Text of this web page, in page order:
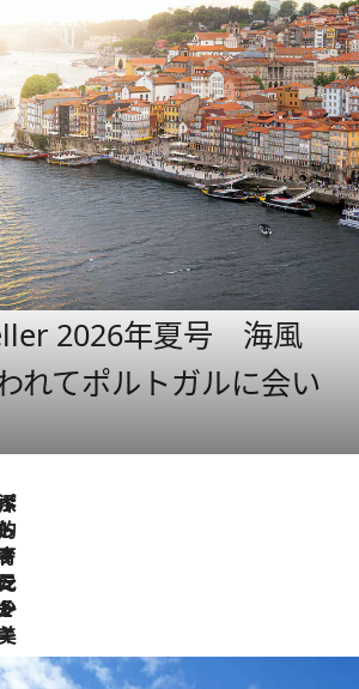
2026年夏号 海風
れてポルトガルに会い